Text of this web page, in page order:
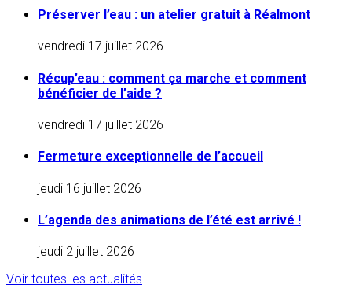
Préserver l’eau : un atelier gratuit à Réalmont
vendredi 17 juillet 2026
Récup’eau : comment ça marche et comment
bénéficier de l’aide ?
vendredi 17 juillet 2026
Fermeture exceptionnelle de l’accueil
jeudi 16 juillet 2026
L’agenda des animations de l’été est arrivé !
jeudi 2 juillet 2026
Voir toutes les actualités